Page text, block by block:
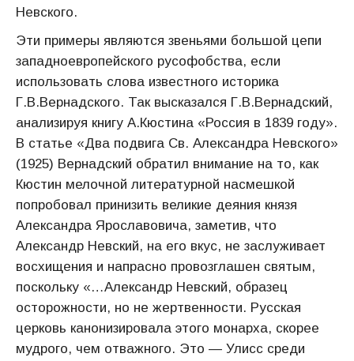
Невского.
Эти примеры являются звеньями большой цепи
западноевропейского русофобства, если
использовать слова известного историка
Г.В.Вернадского. Так высказался Г.В.Вернадский,
анализируя книгу А.Кюстина «Россия в 1839 году».
В статье «Два подвига Св. Александра Невского»
(1925) Вернадский обратил внимание на то, как
Кюстин мелочной литературной насмешкой
попробовал принизить великие деяния князя
Александра Ярославовича, заметив, что
Александр Невский, на его вкус, не заслуживает
восхищения и напрасно провозглашен святым,
поскольку «…Александр Невский, образец
осторожности, но не жертвенности. Русская
церковь канонизировала этого монарха, скорее
мудрого, чем отважного. Это — Улисс среди